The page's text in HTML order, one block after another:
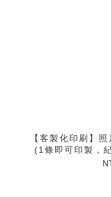
【客製化印刷】
(1條即可印製，
日